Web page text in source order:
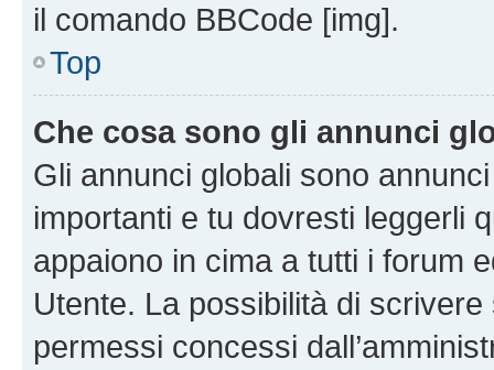
il comando BBCode [img].
Top
Che cosa sono gli annunci
Gli annunci globali sono
importanti e tu dovresti leggerli
appaiono in cima a tutti i forum
Utente. La possibilità di
permessi concessi